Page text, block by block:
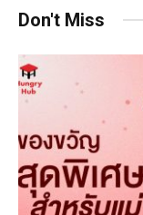
Don't Miss